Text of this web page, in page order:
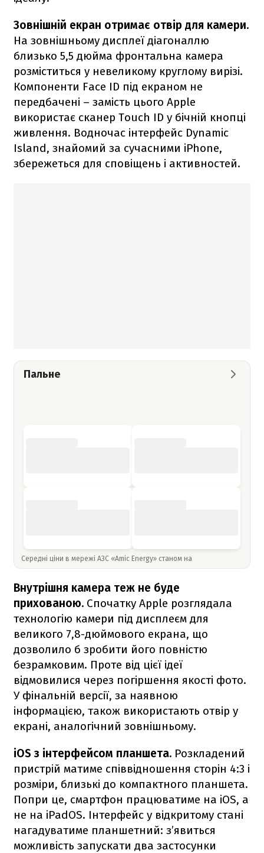
Зовнішній екран отримає отвір для камери.
На зовнішньому дисплеї діагоналлю
близько 5,5 дюйма фронтальна камера
розміститься у невеликому круглому вирізі.
Компоненти Face ID під екраном не
передбачені – замість цього Apple
використає сканер Touch ID у бічній кнопці
живлення. Водночас інтерфейс Dynamic
Island, знайомий за сучасними iPhone,
збережеться для сповіщень і активностей.
Пальне
Середні ціни в мережі АЗС «Amic Energy» станом на
Внутрішня камера теж не буде
прихованою. Спочатку Apple розглядала
технологію камери під дисплеєм для
великого 7,8-дюймового екрана, що
дозволило б зробити його повністю
безрамковим. Проте від цієї ідеї
відмовилися через погіршення якості фото.
У фінальній версії, за наявною
інформацією, також використають отвір у
екрані, аналогічний зовнішньому.
iOS з інтерфейсом планшета. Розкладений
пристрій матиме співвідношення сторін 4:3 і
розміри, близькі до компактного планшета.
Попри це, смартфон працюватиме на iOS, а
не на iPadOS. Інтерфейс у відкритому стані
нагадуватиме планшетний: з’явиться
можливість запускати два застосунки